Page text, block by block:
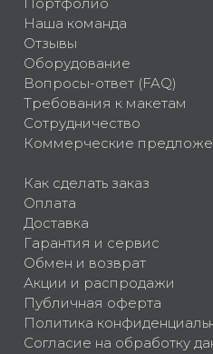
Портфолио
Наша команда
Отзывы
Оборудование
Вопросы-ответ (FAQ)
Требования к макетам
Сотрудничество
Коммерческие
Как сделать заказ
Оплата
Доставка
Гарантия и сервис
Обмен и возврат
Акции и распродажи
Публичная оферта
Политика
Согласие на обработку